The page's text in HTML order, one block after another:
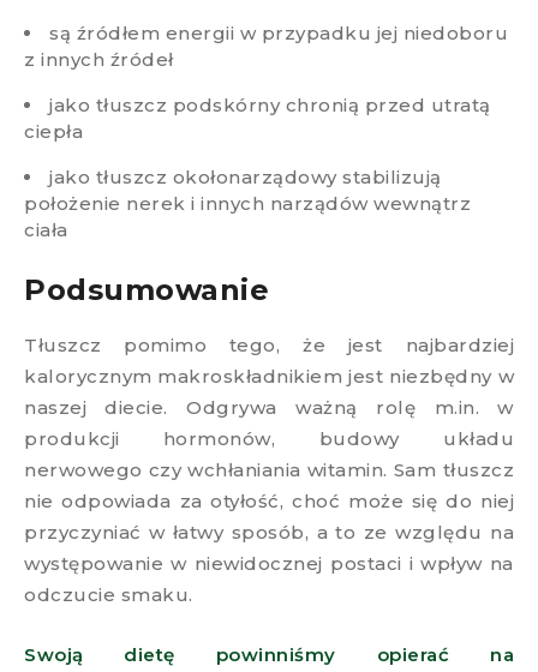
są źródłem energii w przypadku jej niedoboru
z innych źródeł
jako tłuszcz podskórny chronią przed utratą
ciepła
jako tłuszcz okołonarządowy stabilizują
położenie nerek i innych narządów wewnątrz
ciała
Podsumowanie​
Tłuszcz pomimo tego, że jest najbardziej
kalorycznym makroskładnikiem jest niezbędny w
naszej diecie. Odgrywa ważną rolę m.in. w
produkcji hormonów, budowy układu
nerwowego czy wchłaniania witamin. Sam tłuszcz
nie odpowiada za otyłość, choć może się do niej
przyczyniać w łatwy sposób, a to ze względu na
występowanie w niewidocznej postaci i wpływ na
odczucie smaku.
Swoją dietę powinniśmy opierać na